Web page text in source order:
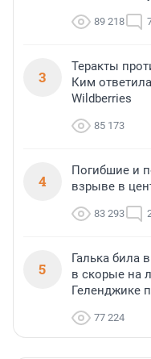
89 218
3
Теракты
Ким
Wildberries
85 173
4
Погибшие и
взрыве в
83 293
5
Галька била
в скорые на
Геленджике
77 224